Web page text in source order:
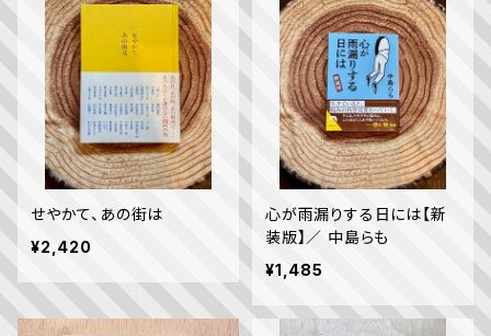
せやかて、あの街は
¥2,420
心が雨漏りする日には【新
装版】／ 中島らも
¥1,485